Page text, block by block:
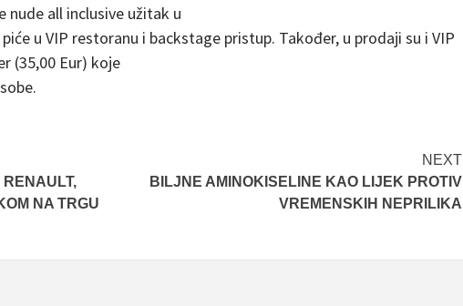
nude all inclusive užitak u
u VIP restoranu i backstage pristup. Također, u prodaji su i VIP
(35,00 Eur) koje
NA TRGU
NEXT
BILJNE AMINOKISELINE KAO LIJEK PROTIV
VREMENSKIH NEPRILIKA